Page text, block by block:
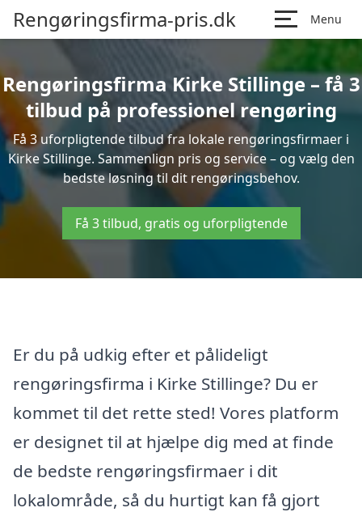
Rengøringsfirma-pris.dk Menu
Rengøringsfirma Kirke Stillinge – få 3
tilbud på professionel rengøring
Få 3 uforpligtende tilbud fra lokale rengøringsfirmaer i
Kirke Stillinge. Sammenlign pris og service – og vælg den
bedste løsning til dit rengøringsbehov.
Få 3 tilbud, gratis og uforpligtende
Er du på udkig efter et pålideligt
rengøringsfirma i Kirke Stillinge? Du er
kommet til det rette sted! Vores platform
er designet til at hjælpe dig med at finde
de bedste rengøringsfirmaer i dit
lokalområde, så du hurtigt kan få gjort